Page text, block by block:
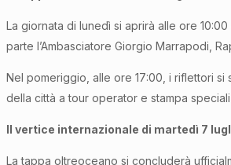
La giornata di lunedì si aprirà alle ore
parte l’Ambasciatore Giorgio Marrapodi,
Nel pomeriggio, alle ore 17:00, i riflettori
della città a tour operator e stampa
Il vertice internazionale di martedì 7
La tappa oltreoceano si concluderà